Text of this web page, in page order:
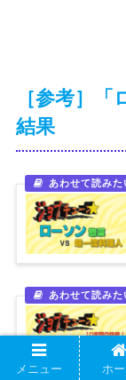
［参考］
結果
メニュー
ホ